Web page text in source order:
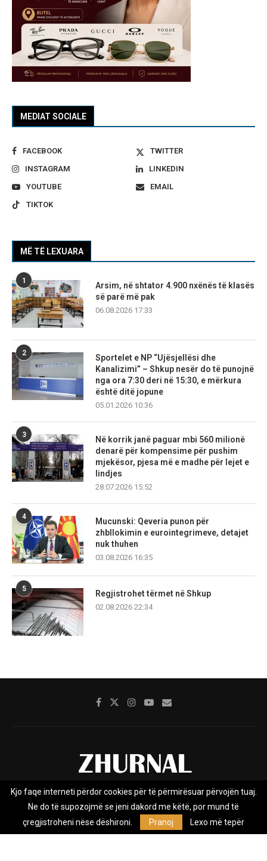
MEDIAT SOCIALE
FACEBOOK
TWITTER
INSTAGRAM
LINKEDIN
YOUTUBE
EMAIL
TIKTOK
MË TË LEXUARA
1
Arsim, në shtator 4.900 nxënës të klasës
së parë më pak
06.08.2026 17:33
2
Sportelet e NP “Ujësjellësi dhe
Kanalizimi” – Shkup nesër do të punojnë
nga ora 7:30 deri në 15:30, e mërkura
është ditë jopune
05.01.2026 10:36
3
Në korrik janë paguar mbi 560 milionë
denarë për kompensime për pushim
mjekësor, pjesa më e madhe për lejet e
lindjes
28.07.2026 15:52
4
Mucunski: Qeveria punon për
zhbllokimin e eurointegrimeve, detajet
nuk thuhen
03.08.2026 16:35
5
Regjistrohet tërmet në Shkup
02.08.2026 22:34
Rreth nesh Impresumi Marketing
Privacy Policy
Zhurnal.mk është Agjenci e Lajmeve e pavarur, e themeluar në vitin
Kjo faqe interneti përdor cookies për të përmirësuar përvojën tuaj.
Ne do të supozojmë se jeni dakord me këtë, por mund të
çregjistroheni nëse dëshironi.
Pranoj Lexo më tepër